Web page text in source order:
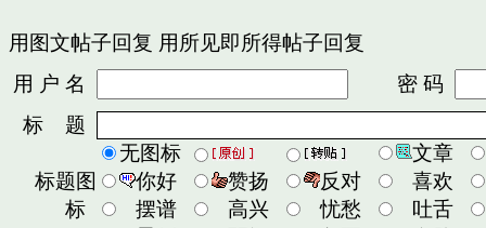
用图文帖子回复 用所见即所得帖子回复
用 户 名
密 码
标 题
标题图
标
无图标
文章
你好
赞扬 反对
喜欢
摆谱
高兴 忧愁
吐舌